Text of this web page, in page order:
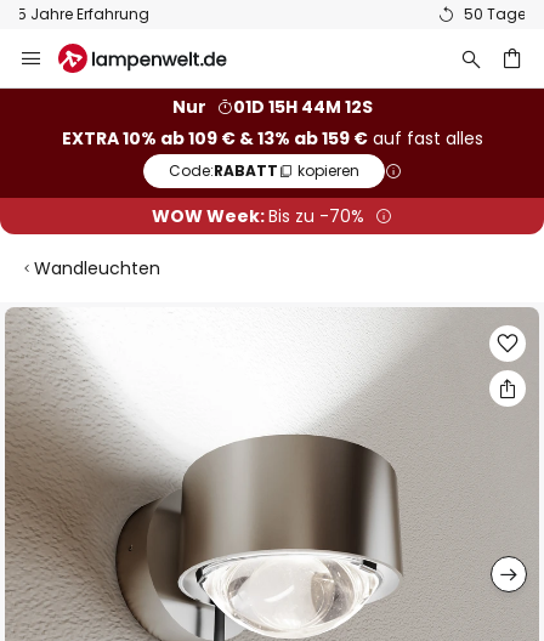
Inhalt
Nur
01D 15H 44M 12S
EXTRA 10% ab 109 € & 13% ab 159 €auf fast alles
Code:RABATT kopieren
WOW Week:Bis zu -70%
Wandleuchten
Zum
Ende
der
Bildgalerie
springen